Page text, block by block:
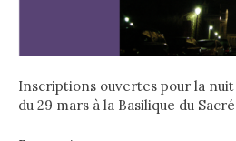
Inscriptions ouvertes pour la nuit
du 29 mars à la Basilique du